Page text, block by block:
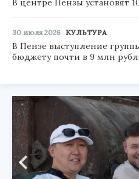
В центре Пензы установят
30 июля 2026 КУЛЬТУРА
В Пензе выступление
бюджету почти в 9 млн